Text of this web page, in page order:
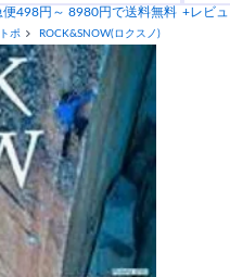
便498円～ 8980円で送料無料 +レビ
ポ ROCK&SNOW(ロクスノ)